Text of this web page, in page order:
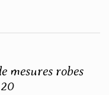
mesures robes